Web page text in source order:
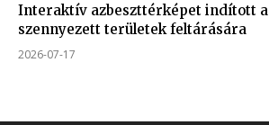
Interaktív azbeszttérképet indított a
szennyezett területek feltárására
2026-07-17